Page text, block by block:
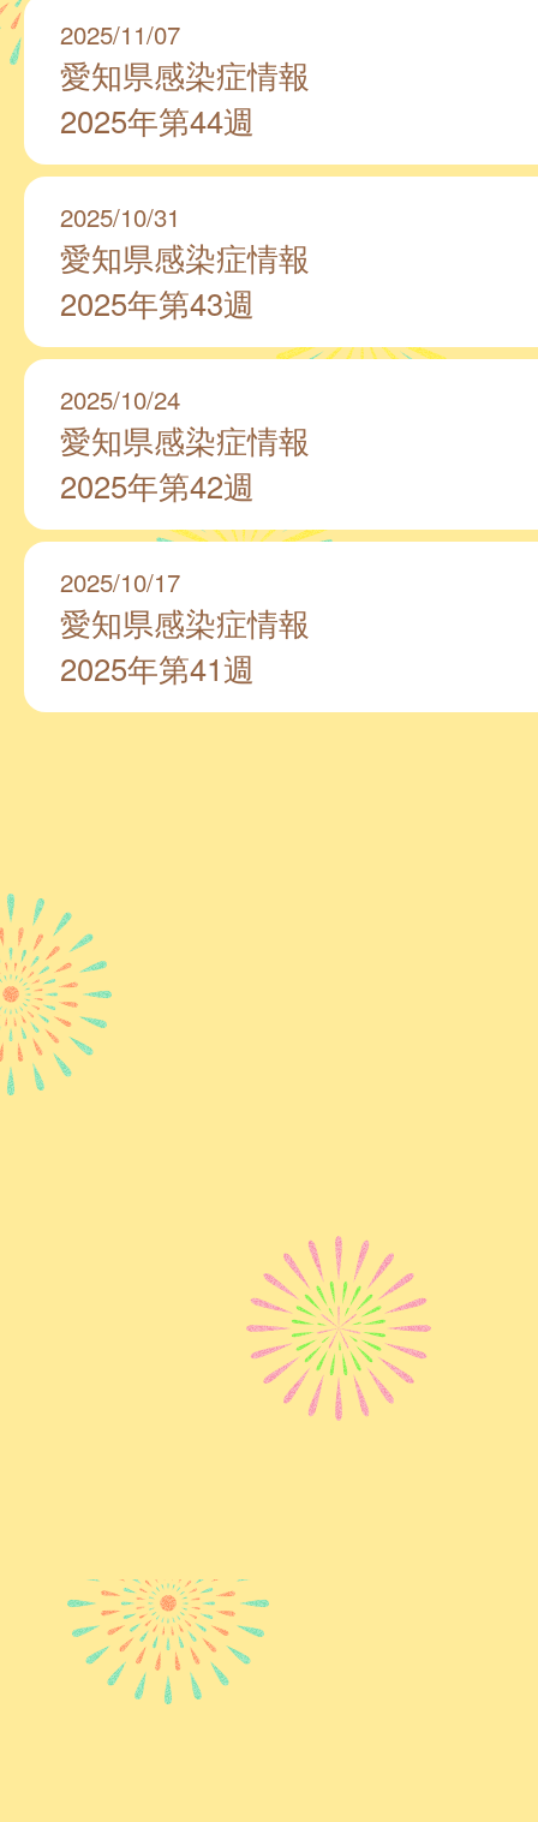
2025/11/07
愛知県感染症情報
2025年第44週
2025/10/31
愛知県感染症情報
2025年第43週
2025/10/24
愛知県感染症情報
2025年第42週
2025/10/17
愛知県感染症情報
2025年第41週